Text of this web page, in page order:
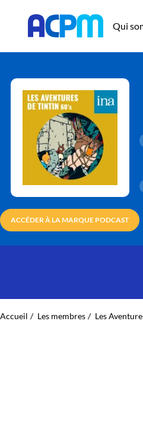
Qui
ACCÉDER À LA MARQUE PODCAST
Accueil Les membres Les